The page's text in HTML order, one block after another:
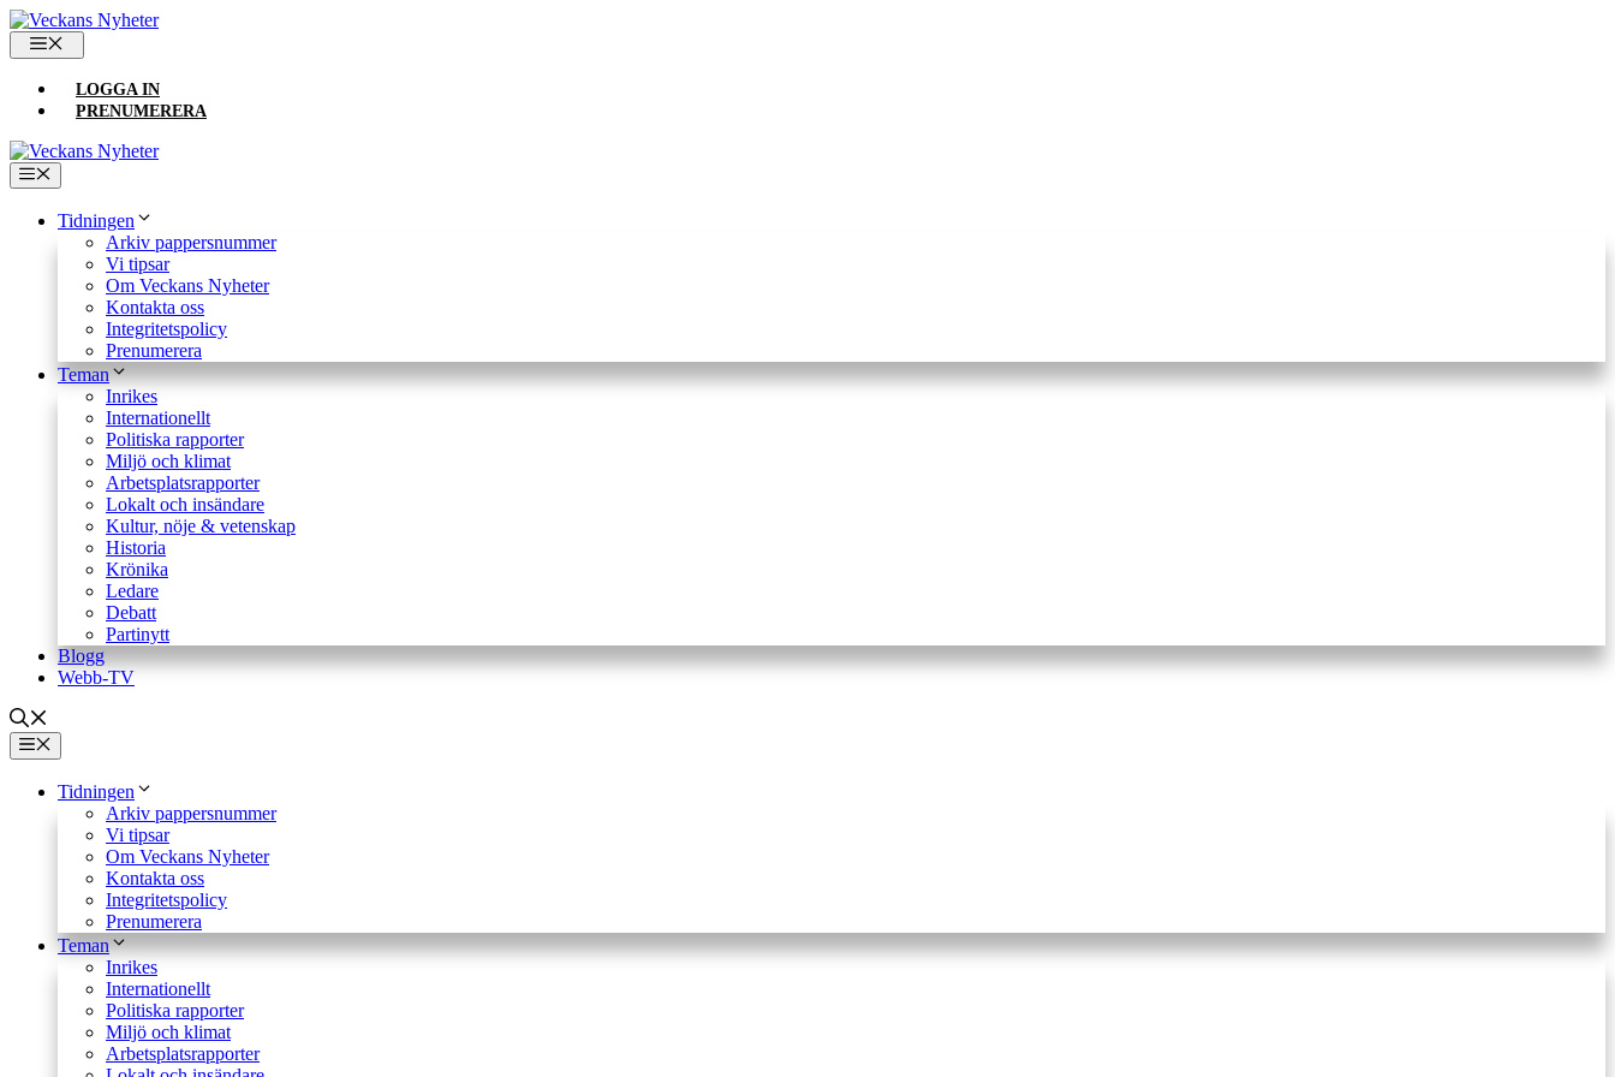
Hoppa
till
innehåll
LOGGA IN
PRENUMERERA
Meny
Tidningen
Arkiv pappersnummer
Vi tipsar
Om Veckans Nyheter
Kontakta oss
Integritetspolicy
Prenumerera
Teman
Inrikes
Internationellt
Politiska rapporter
Miljö och klimat
Arbetsplatsrapporter
Lokalt och insändare
Kultur, nöje & vetenskap
Historia
Krönika
Ledare
Debatt
Partinytt
Blogg
Webb-TV
Meny
Tidningen
Arkiv pappersnummer
Vi tipsar
Om Veckans Nyheter
Kontakta oss
Integritetspolicy
Prenumerera
Teman
Inrikes
Internationellt
Politiska rapporter
Miljö och klimat
Arbetsplatsrapporter